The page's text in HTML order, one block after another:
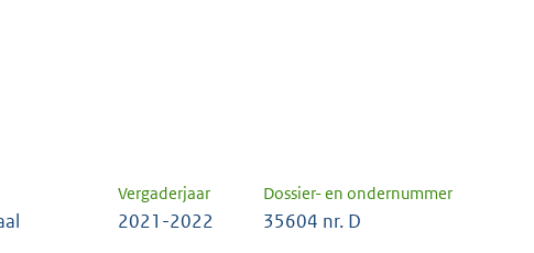
Vergaderjaar Dossier- en ondernummer
2021-2022 35604 nr. D